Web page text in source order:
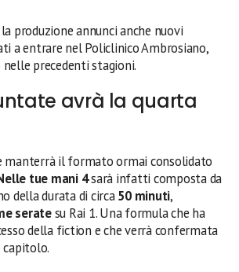
produzione annunci anche nuovi
a entrare nel Policlinico Ambrosiano,
nelle precedenti stagioni.
avrà la quarta
manterrà il formato ormai consolidato
tue mani 4sarà infatti composta da
della durata di circa50 minuti,
seratesu Rai 1. Una formula che ha
della fiction e che verrà confermata
capitolo.